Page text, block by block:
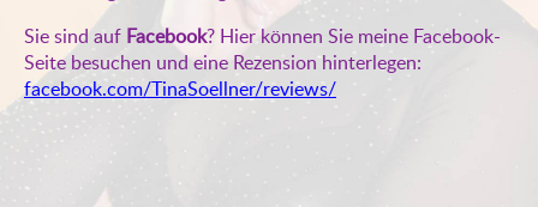
Sie sind auf Facebook? Hier können Sie meine Facebook-
Seite besuchen und eine Rezension hinterlegen:
facebook.com/TinaSoellner/reviews/